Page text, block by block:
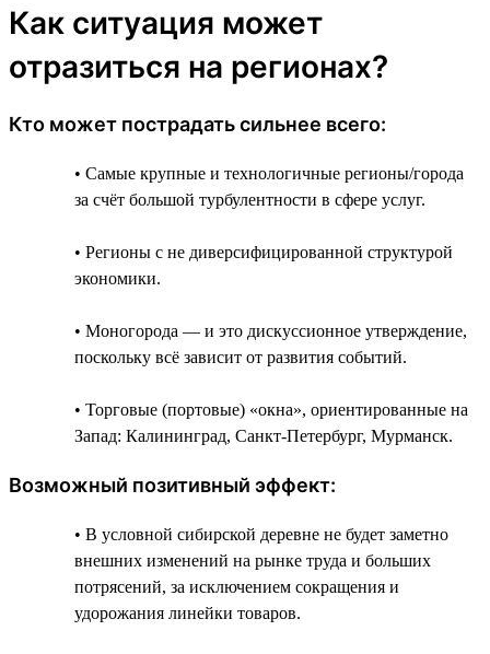
Как ситуация может
отразиться на регионах?
Кто может пострадать сильнее всего:
• Самые крупные и технологичные регионы/города
за счёт большой турбулентности в сфере услуг.
• Регионы с не диверсифицированной структурой
экономики.
• Моногорода — и это дискуссионное утверждение,
поскольку всё зависит от развития событий.
• Торговые (портовые) «окна», ориентированные на
Запад: Калининград, Санкт-Петербург, Мурманск.
Возможный позитивный эффект:
• В условной сибирской деревне не будет заметно
внешних изменений на рынке труда и больших
потрясений, за исключением сокращения и
удорожания линейки товаров.